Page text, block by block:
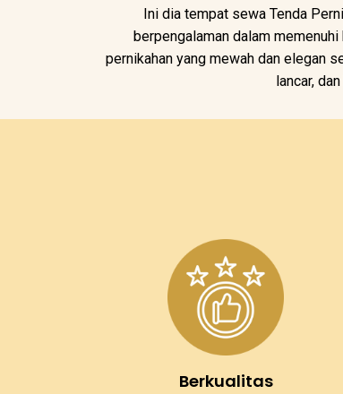
Ini dia tempat sewa Tenda
berpengalaman dalam
pernikahan yang mewah dan elegan
lancar,
Berkualitas